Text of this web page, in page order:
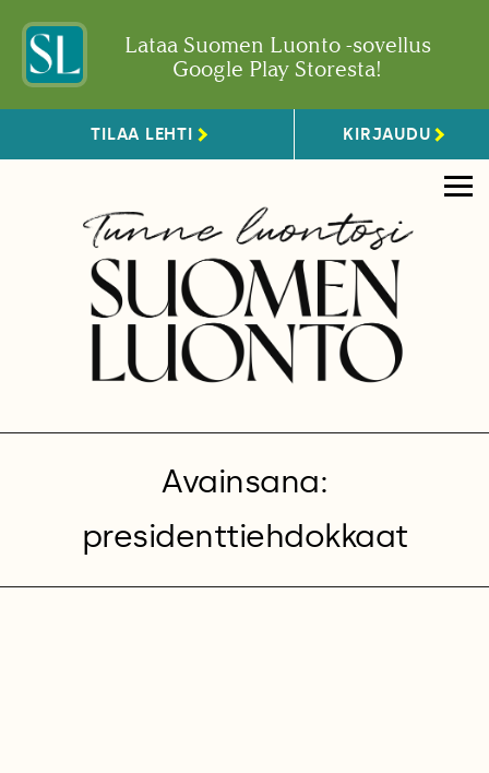
Lataa Suomen Luonto -sovellus
Google Play Storesta!
TILAA LEHTI KIRJAUDU
Avainsana:
presidenttiehdokkaat